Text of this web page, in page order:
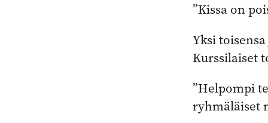
”Kissa on
Yksi
Kurssilaiset
”Helpompi
ryhmäläiset